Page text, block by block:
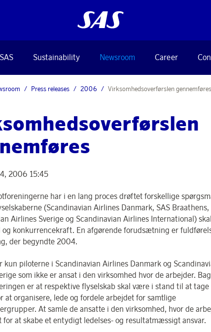
Sustainability Newsroom Career
Press releases 2006 Virksomhedsoverførslen gennemføres
2006 15:45
har i en lang proces drøftet forskellige
(Scandinavian Airlines Danmark, SAS Braathens,
Airlines Sverige og Scandinavian Airlines International)
og konkurrencekraft. En afgørende forudsætning er
der begyndte 2004.
kun piloterne i Scandinavian Airlines Danmark og
som ikke er ansat i den virksomhed hvor de arbejder.
er at respektive flyselskab skal være i stand til at tage
at organisere, lede og fordele arbejdet for samtlige
At samle de ansatte i den virksomhed, hvor de
for at skabe et entydigt ledelses- og resultatmæssigt ansvar.